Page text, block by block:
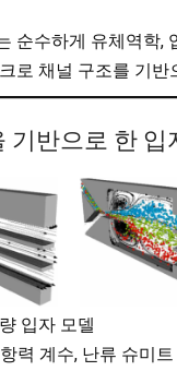
순수하게 유체역학,
로 채널 구조를 기반
기반으로 한 입
입자 모델
력 계수, 난류 슈미